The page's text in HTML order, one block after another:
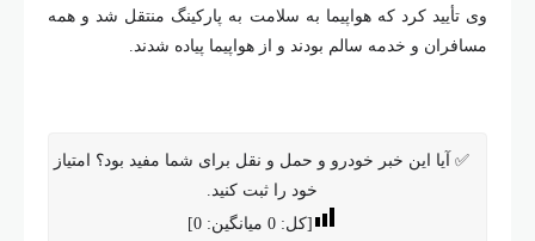
وی تأیید کرد که هواپیما به سلامت به پارکینگ منتقل شد و همه
مسافران و خدمه سالم بودند و از هواپیما پیاده شدند.
✅ آیا این خبر خودرو و حمل و نقل برای شما مفید بود؟ امتیاز
خود را ثبت کنید.
[کل:0 میانگین:0
]